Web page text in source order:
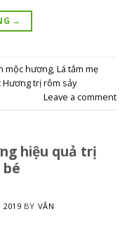
→
mộc hương,Lá tắm mẹ
Hương trị rôm sảy
Leave a comment
hiệu quả trị
2019 BY VÂN